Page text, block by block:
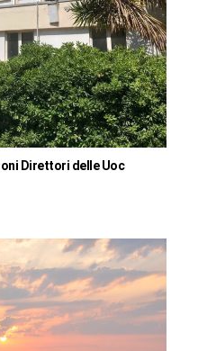
Direttori delle Uoc